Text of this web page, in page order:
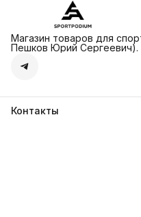
Магазин товаров для спорта
Пешков Юрий
Контакты